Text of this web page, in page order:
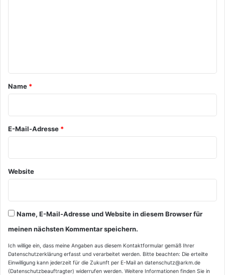
a
*
Name *
E-Mail-Adresse *
Website
Name, E-Mail-Adresse und Website in diesem Browser für
meinen nächsten Kommentar speichern.
Ich willige ein, dass meine Angaben aus diesem Kontaktformular gemäß Ihrer
Datenschutzerklärung erfasst und verarbeitet werden. Bitte beachten: Die erteilte
Einwilligung kann jederzeit für die Zukunft per E-Mail an datenschutz@arkm.de
(Datenschutzbeauftragter) widerrufen werden. Weitere Informationen finden Sie in